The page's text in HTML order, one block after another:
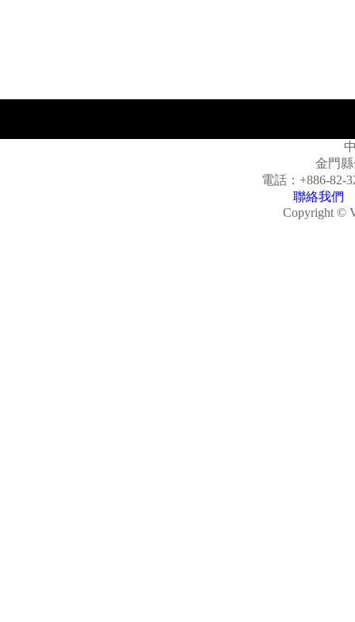
金門
電話： +886-82-
聯絡我們
Copyright ©